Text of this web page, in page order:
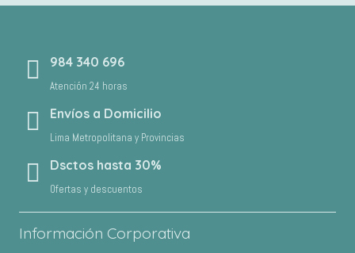
984 340 696
Atención 24 horas
Envíos a Domicilio
Lima Metropolitana y Provincias
Dsctos hasta 30%
Ofertas y descuentos
Información Corporativa